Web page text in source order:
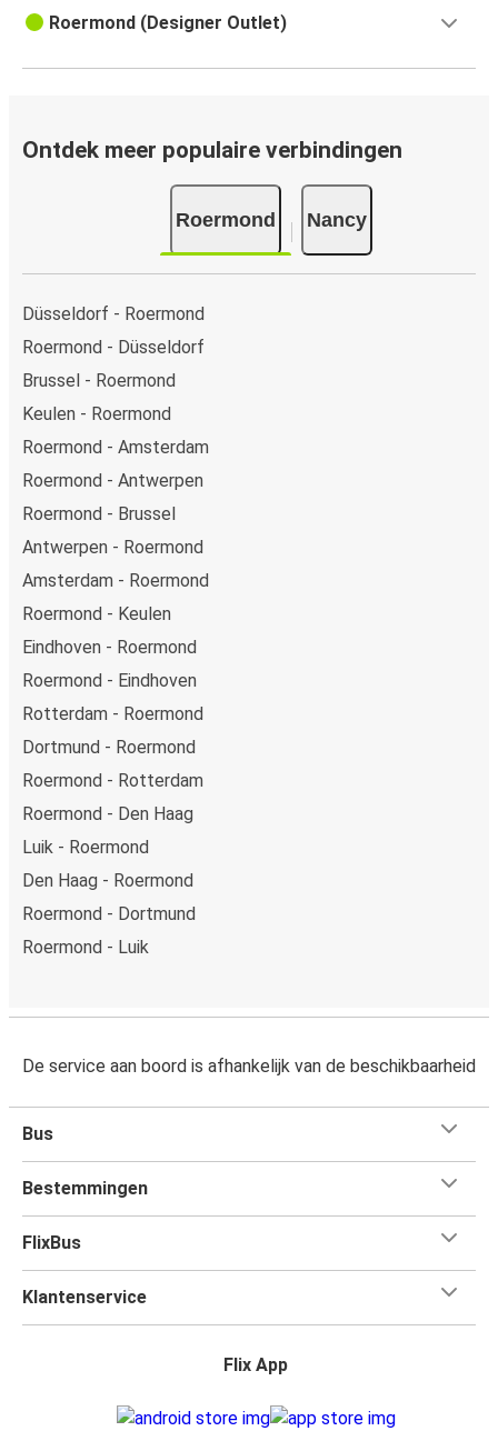
Roermond (Designer Outlet)
Ontdek meer populaire verbindingen
Roermond Nancy
Düsseldorf - Roermond
Roermond - Düsseldorf
Brussel - Roermond
Keulen - Roermond
Roermond - Amsterdam
Roermond - Antwerpen
Roermond - Brussel
Antwerpen - Roermond
Amsterdam - Roermond
Roermond - Keulen
Eindhoven - Roermond
Roermond - Eindhoven
Rotterdam - Roermond
Dortmund - Roermond
Roermond - Rotterdam
Roermond - Den Haag
Luik - Roermond
Den Haag - Roermond
Roermond - Dortmund
Roermond - Luik
De service aan boord is afhankelijk van de beschikbaarheid
Bus
Bestemmingen
FlixBus
Klantenservice
Flix App